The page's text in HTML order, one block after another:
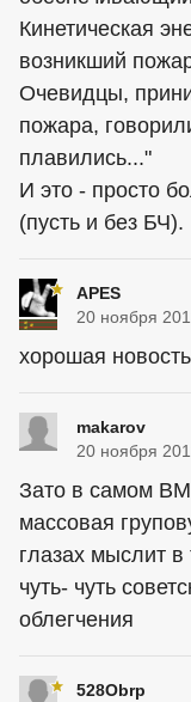
Кинетическая
возникший
Очевидцы,
пожара,
плавились..."
И это - просто
(пусть и без БЧ).
APES
20 ноября
хорошая новость
makarov
20 ноября
Зато в самом
массовая
глазах мыслит
чуть- чуть
облегчения
528Obrp